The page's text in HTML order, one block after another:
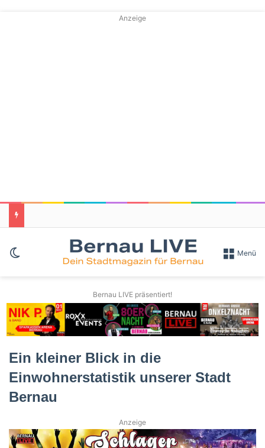
Anzeige
Skin umschalten Menü
Bernau LIVE präsentiert!
Ein kleiner Blick in die
Einwohnerstatistik unserer Stadt
Bernau
Anzeige